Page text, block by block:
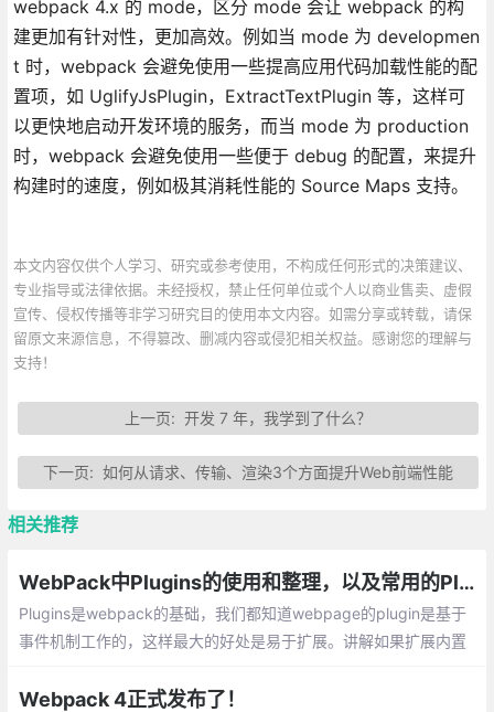
webpack 4.x 的 mode，区分 mode 会让 webpack 的构
建更加有针对性，更加高效。例如当 mode 为 developmen
t 时，webpack 会避免使用一些提高应用代码加载性能的配
置项，如 UglifyJsPlugin，ExtractTextPlugin 等，这样可
以更快地启动开发环境的服务，而当 mode 为 production
时，webpack 会避免使用一些便于 debug 的配置，来提升
构建时的速度，例如极其消耗性能的 Source Maps 支持。
本文内容仅供个人学习、研究或参考使用，不构成任何形式的决策建议、
专业指导或法律依据。未经授权，禁止任何单位或个人以商业售卖、虚假
宣传、侵权传播等非学习研究目的使用本文内容。如需分享或转载，请保
留原文来源信息，不得篡改、删减内容或侵犯相关权益。感谢您的理解与
支持！
上一页: 开发 7 年，我学到了什么？
下一页: 如何从请求、传输、渲染3个方面提升Web前端性能
相关推荐
WebPack中Plugins的使用和整理，以及常用的Plugins插件
Plugins是webpack的基础，我们都知道webpage的plugin是基于
事件机制工作的，这样最大的好处是易于扩展。讲解如果扩展内置
Webpack 4正式发布了！